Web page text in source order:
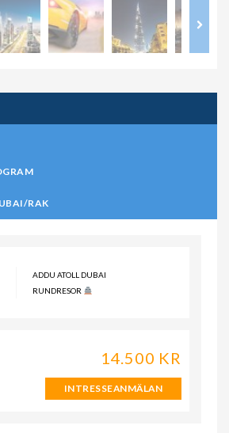
RAK
ADDU ATOLL DUBAI
RUNDRESOR
14.500 KR
INTRESSEANMÄLAN